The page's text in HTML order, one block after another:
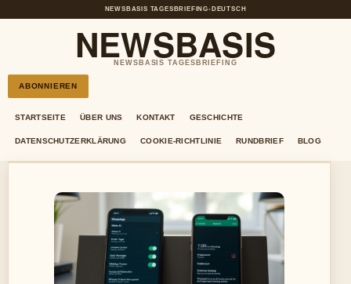
NEWSBASIS TAGESBRIEFING• DEUTSCH
NEWSBASIS
NEWSBASIS TAGESBRIEFING
ABONNIEREN
STARTSEITE ÜBER UNS KONTAKT GESCHICHTE
DATENSCHUTZERKLÄRUNG COOKIE-RICHTLINIE RUNDBRIEF BLOG